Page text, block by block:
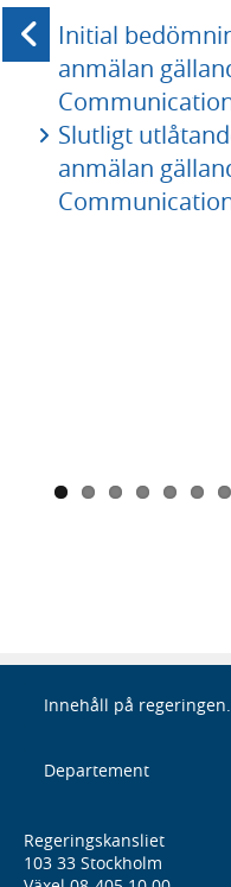
Initial
anmälan
Slutligt
anmälan
Föregående
Innehåll på
Departement
Regeringskansliet
103 33 Stockholm